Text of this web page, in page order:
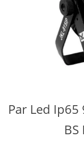
Par Led Ip65
BS